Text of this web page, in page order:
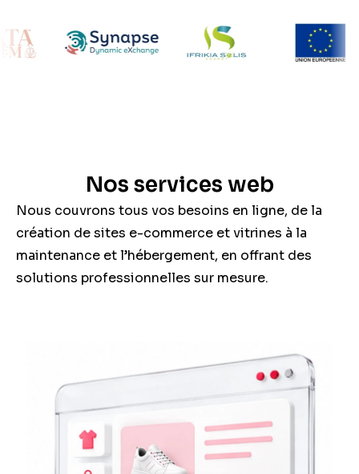
Nos services web
Nous couvrons tous vos besoins en ligne, de la
création de sites e-commerce et vitrines à la
maintenance et l’hébergement, en offrant des
solutions professionnelles sur mesure.